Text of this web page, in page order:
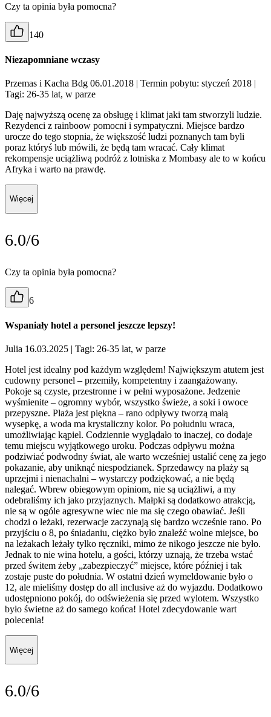
Czy ta opinia była pomocna?
140
Niezapomniane wczasy
Przemas i Kacha Bdg 06.01.2018 | Termin pobytu: styczeń 2018 |
Tagi: 26-35 lat, w parze
Daję najwyższą ocenę za obsługę i klimat jaki tam stworzyli ludzie.
Rezydenci z rainboow pomocni i sympatyczni. Miejsce bardzo
urocze do tego stopnia, że większość ludzi poznanych tam byli
poraz któryś lub mówili, że będą tam wracać. Cały klimat
rekompensje uciążliwą podróż z lotniska z Mombasy ale to w końcu
Afryka i warto na prawdę.
Więcej
6.0/6
Czy ta opinia była pomocna?
6
Wspaniały hotel a personel jeszcze lepszy!
Julia 16.03.2025 | Tagi: 26-35 lat, w parze
Hotel jest idealny pod każdym względem! Największym atutem jest
cudowny personel – przemiły, kompetentny i zaangażowany.
Pokoje są czyste, przestronne i w pełni wyposażone. Jedzenie
wyśmienite – ogromny wybór, wszystko świeże, a soki i owoce
przepyszne. Plaża jest piękna – rano odpływy tworzą małą
wysepkę, a woda ma krystaliczny kolor. Po południu wraca,
umożliwiając kąpiel. Codziennie wyglądało to inaczej, co dodaje
temu miejscu wyjątkowego uroku. Podczas odpływu można
podziwiać podwodny świat, ale warto wcześniej ustalić cenę za jego
pokazanie, aby uniknąć niespodzianek. Sprzedawcy na plaży są
uprzejmi i nienachalni – wystarczy podziękować, a nie będą
nalegać. Wbrew obiegowym opiniom, nie są uciążliwi, a my
odebraliśmy ich jako przyjaznych. Małpki są dodatkowo atrakcją,
nie są w ogóle agresywne wiec nie ma się czego obawiać. Jeśli
chodzi o leżaki, rezerwacje zaczynają się bardzo wcześnie rano. Po
przyjściu o 8, po śniadaniu, ciężko było znaleźć wolne miejsce, bo
na leżakach leżały tylko ręczniki, mimo że nikogo jeszcze nie było.
Jednak to nie wina hotelu, a gości, którzy uznają, że trzeba wstać
przed świtem żeby „zabezpieczyć” miejsce, które później i tak
zostaje puste do południa. W ostatni dzień wymeldowanie było o
12, ale mieliśmy dostęp do all inclusive aż do wyjazdu. Dodatkowo
udostępniono pokój, do odświeżenia się przed wylotem. Wszystko
było świetne aż do samego końca! Hotel zdecydowanie wart
polecenia!
Więcej
6.0/6